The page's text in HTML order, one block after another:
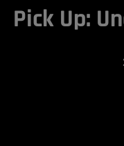
Pick Up: